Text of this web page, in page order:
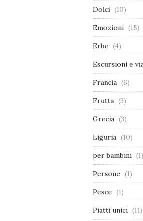
Dolci (10)
Emozioni (15)
Erbe (4)
Escursioni e
Francia (6)
Frutta (3)
Grecia (3)
Liguria (10)
per bambini (1)
Persone (1)
Pesce (1)
Piatti unici (11)